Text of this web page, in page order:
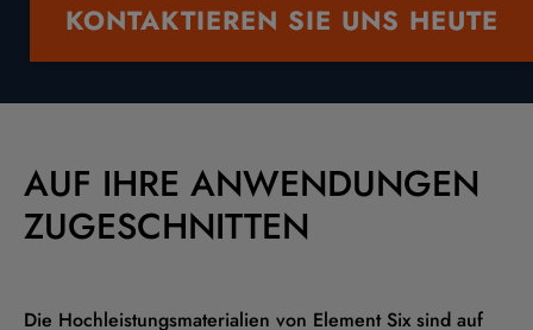
KONTAKTIEREN SIE UNS HEUTE
AUF IHRE ANWENDUNGEN
ZUGESCHNITTEN
Die Hochleistungsmaterialien von Element Six sind auf